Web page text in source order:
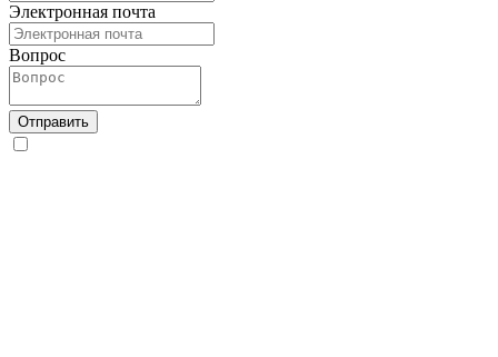
Электронная почта
Вопрос
Отправить